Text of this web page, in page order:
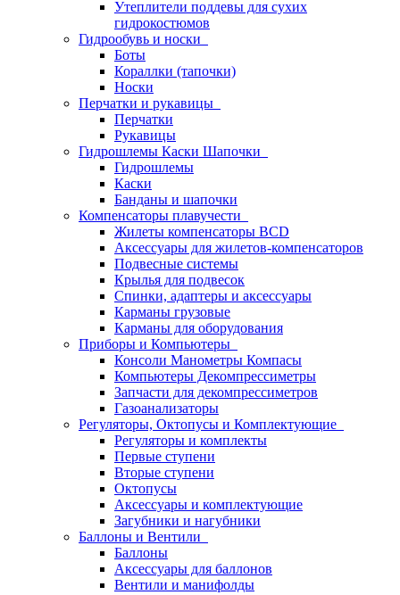
Утеплители поддевы для сухих
гидрокостюмов
Гидрообувь и носки
Боты
Кораллки (тапочки)
Носки
Перчатки и рукавицы
Перчатки
Рукавицы
Гидрошлемы Каски Шапочки
Гидрошлемы
Каски
Банданы и шапочки
Компенсаторы плавучести
Жилеты компенсаторы BCD
Аксессуары для жилетов-компенсаторов
Подвесные системы
Крылья для подвесок
Спинки, адаптеры и аксессуары
Карманы грузовые
Карманы для оборудования
Приборы и Компьютеры
Консоли Манометры Компасы
Компьютеры Декомпрессиметры
Запчасти для декомпрессиметров
Газоанализаторы
Регуляторы, Октопусы и Комплектующие
Регуляторы и комплекты
Первые ступени
Вторые ступени
Октопусы
Аксессуары и комплектующие
Загубники и нагубники
Баллоны и Вентили
Баллоны
Аксессуары для баллонов
Вентили и манифолды